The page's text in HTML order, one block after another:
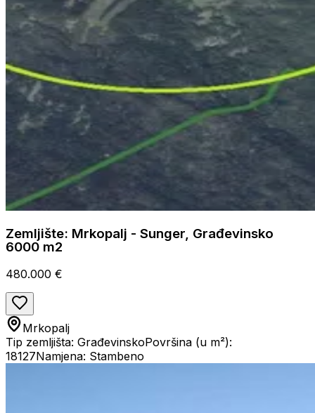
Zemljište: Mrkopalj - Sunger, Građevinsko
6000 m2
480.000 €
Mrkopalj
Tip zemljišta: GrađevinskoPovršina (u m²):
18127Namjena: Stambeno